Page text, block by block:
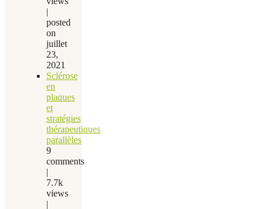
|
posted
on
juillet
23,
2021
Sclérose
en
plaques
et
stratégies
thérapeutiques
parallèles
9
comments
|
7.7k
views
|